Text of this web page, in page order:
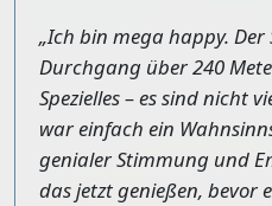
„Ich bin mega happy.
Durchgang über 240
Spezielles – es sind nicht
war einfach ein
genialer Stimmung und
das jetzt genießen, bevor